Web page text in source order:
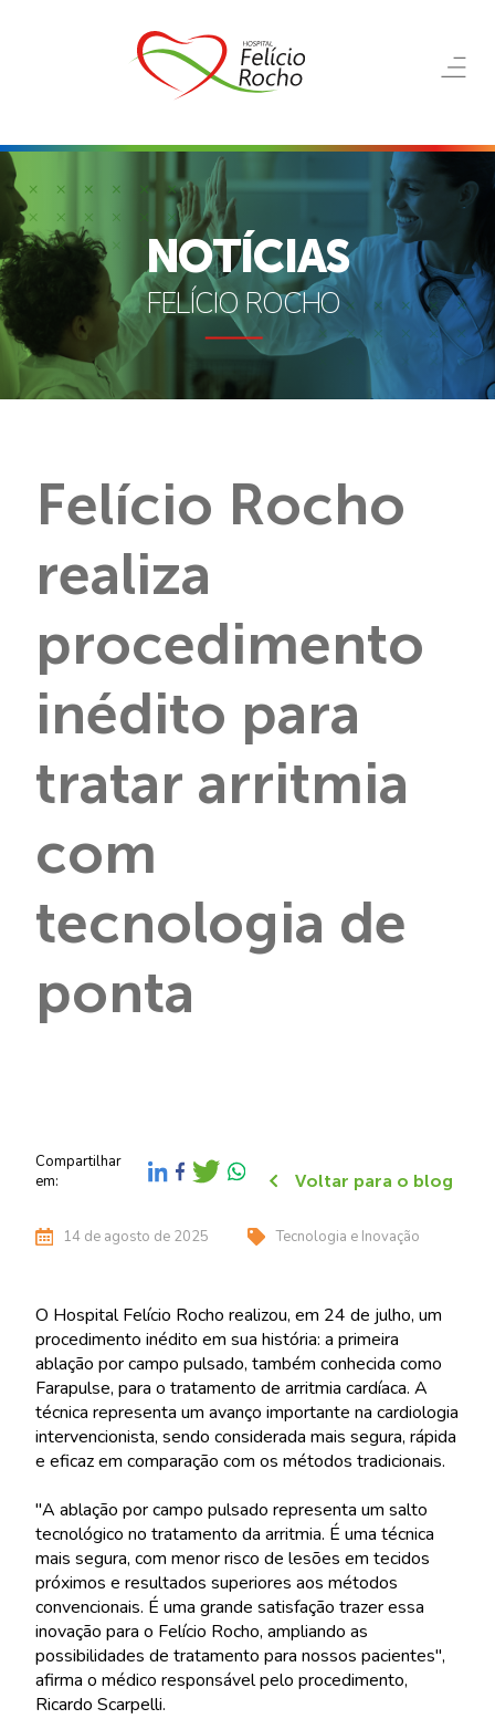
NOTÍCIAS
FELÍCIO ROCHO
Felício Rocho
realiza
procedimento
inédito para
tratar arritmia
com
tecnologia de
ponta
Compartilhar
em:
Voltar para o blog
14 de agosto de 2025 Tecnologia e Inovação
O Hospital Felício Rocho realizou, em 24 de julho, um
procedimento inédito em sua história: a primeira
ablação por campo pulsado, também conhecida como
Farapulse, para o tratamento de arritmia cardíaca. A
técnica representa um avanço importante na cardiologia
intervencionista, sendo considerada mais segura, rápida
e eficaz em comparação com os métodos tradicionais.
"A ablação por campo pulsado representa um salto
tecnológico no tratamento da arritmia. É uma técnica
mais segura, com menor risco de lesões em tecidos
próximos e resultados superiores aos métodos
convencionais. É uma grande satisfação trazer essa
inovação para o Felício Rocho, ampliando as
possibilidades de tratamento para nossos pacientes",
afirma o médico responsável pelo procedimento,
Ricardo Scarpelli.